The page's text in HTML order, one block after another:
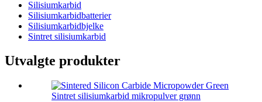
Silisiumkarbid
Silisiumkarbidbatterier
Silisiumkarbidbjelke
Sintret silisiumkarbid
Utvalgte produkter
Sintret silisiumkarbid mikropulver grønn